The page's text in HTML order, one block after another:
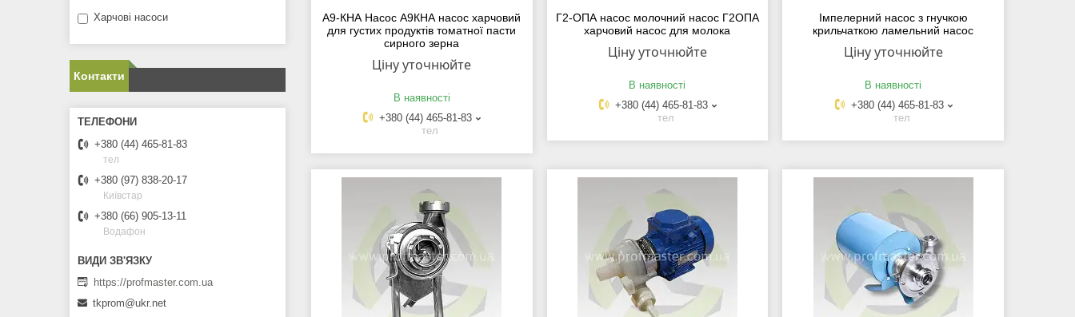
А9-КНА Насос А9КНА насос харчовий
для густих продуктів томатної пасти
сирного зерна
Ціну уточнюйте
В наявності
+380 (44) 465-81-83
тел
Г2-ОПА насос молочний насос Г2ОПА
харчовий насос для молока
Ціну уточнюйте
В наявності
+380 (44) 465-81-83
тел
Імпелерний насос з гнучкою
крильчаткою ламельний насос
Ціну уточнюйте
В наявності
+380 (44) 465-81-83
тел
Харчові насоси
Контакти
+380 (44) 465-81-83
тел
+380 (97) 838-20-17
Київстар
+380 (66) 905-13-11
Водафон
https://profmaster.com.ua
tkprom@ukr.net